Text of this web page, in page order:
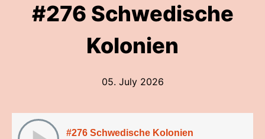
#276 Schwedische
Kolonien
05. July 2026
#276 Schwedische Kolonien